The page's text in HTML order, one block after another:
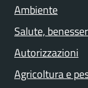
Ambiente
Salute,
Autorizzazioni
Agricoltura e